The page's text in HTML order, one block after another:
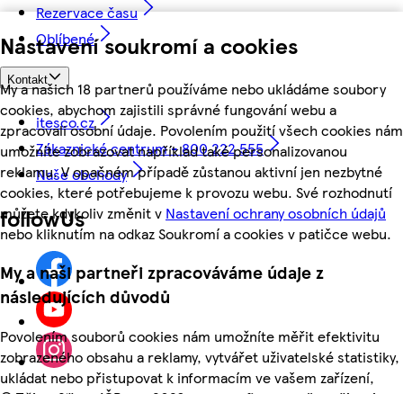
Nastavení soukromí a cookies
My a našich 18 partnerů používáme nebo ukládáme soubory
cookies, abychom zajistili správné fungování webu a
zpracovali osobní údaje. Povolením použití všech cookies nám
umožníte zobrazovat například také personalizovanou
reklamu. V opačném případě zůstanou aktivní jen nezbytné
cookies, které potřebujeme k provozu webu. Své rozhodnutí
můžete kdykoliv změnit v Nastavení ochrany osobních údajů
nebo kliknutím na odkaz Soukromí a cookies v patičce webu.
My a naši partneři zpracováváme údaje z
následujících důvodů
Povolením souborů cookies nám umožníte měřit efektivitu
zobrazeného obsahu a reklamy, vytvářet uživatelské statistiky,
ukládat nebo přistupovat k informacím ve vašem zařízení,
Rezervace času
Oblíbené
Kontakt
itesco.cz
Zákaznické centrum - 800 222 555
Naše obchody
followUs